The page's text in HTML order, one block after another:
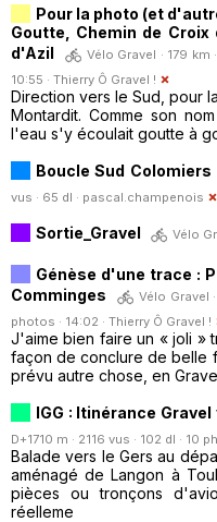
Pour la photo (et
Goutte, Chemin de Croix
d'Azil
Vélo Gravel · 179 km
10:55 · Thierry Ô Gravel !
Direction vers le Sud, pour
Montardit. Comme son
l'eau s'y écoulait goutte à
Boucle Sud Colomiers
vus · 65 dl · pascal.champenois
Sortie_Gravel Vélo
Génèse d'une trace :
Comminges
Vélo Gravel
photos · 14:02 · Thierry Ô Gravel !
J'aime bien faire un « joli »
façon de conclure de belle
prévu autre chose, en
IGG : Itinérance
D+1710 m · 2116 vus · 102 dl · 10
Balade vers le Gers au
aménagé de Langon à
pièces ou tronçons
réelleme